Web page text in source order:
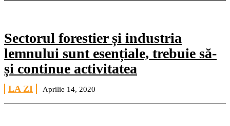
Sectorul forestier și industria
lemnului sunt esențiale, trebuie să-
și continue activitatea
LA ZI Aprilie 14, 2020